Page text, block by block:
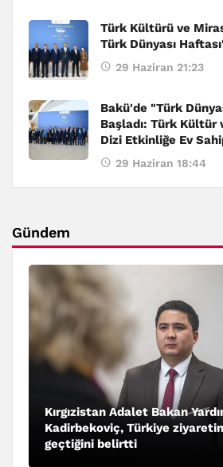
Türk Kültürü ve
Türk Dünyası
29 Haziran 21:23
Bakü'de "Türk
Başladı: Türk Kültür
Dizi Etkinliğe Ev
29 Haziran 18:44
Gündem
Kırgızistan Adalet Bakan
Kadirbekoviç, Türkiye
geçtiğini belirtti